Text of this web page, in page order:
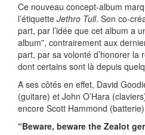
Ce nouveau concept-album
l’étiquette Jethro Tull. Son co-
part, par l’idée que cet album a
album”, contrairement aux
part, par sa volonté d’honorer la
dont certains sont là depuis
A ses côtés en effet, David
(guitare) et John O’Hara
encore Scott Hammond
“Beware, beware the Zealot